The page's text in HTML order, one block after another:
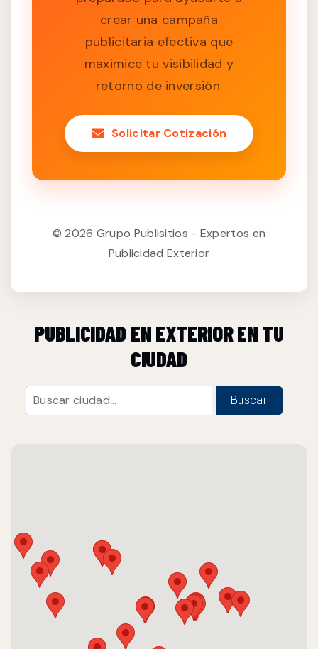
crear una campaña
publicitaria efectiva que
maximice tu visibilidad y
retorno de inversión.
Solicitar Cotización
© 2026 Grupo Publisitios - Expertos en
Publicidad Exterior
PUBLICIDAD EN EXTERIOR EN TU
CIUDAD
Buscar